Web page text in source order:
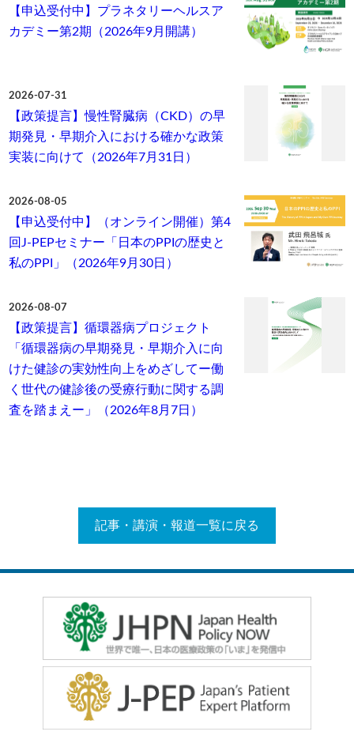
【申込受付中】プラネタリーヘルスア
カデミー第2期（2026年9月開講）
2026-07-31
【政策提言】慢性腎臓病（CKD）の早
期発見・早期介入における確かな政策
実装に向けて（2026年7月31日）
2026-08-05
【申込受付中】（オンライン開催）第4
回J-PEPセミナー「日本のPPIの歴史と
私のPPI」（2026年9月30日）
2026-08-07
【政策提言】循環器病プロジェクト
「循環器病の早期発見・早期介入に向
けた健診の実効性向上をめざしてー働
く世代の健診後の受療行動に関する調
査を踏まえー」（2026年8月7日）
記事・講演・報道一覧に戻る